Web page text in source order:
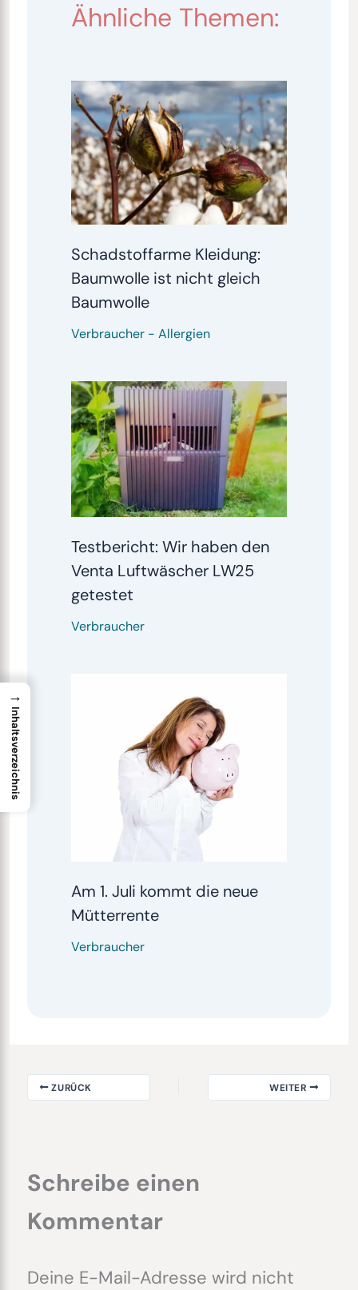
Ähnliche Themen:
Schadstoffarme Kleidung:
Baumwolle ist nicht gleich
Baumwolle
Verbraucher- Allergien
Testbericht: Wir haben den
Venta Luftwäscher LW25
getestet
Verbraucher
Am 1. Juli kommt die neue
Mütterrente
Verbraucher
ZURÜCK WEITER
Schreibe einen
Kommentar
Deine E-Mail-Adresse wird nicht
→
Inhaltsverzeichnis